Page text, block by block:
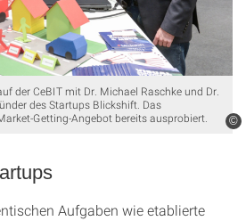
©
der CeBIT mit Dr. Michael Raschke und Dr.
des Startups Blickshift. Das
Getting-Angebot bereits ausprobiert.
Aufgaben wie etablierte